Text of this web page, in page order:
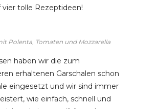
vier tolle Rezeptideen!
Polenta, Tomaten und Mozzarella
haben wir die zum
erhaltenen Garschalen schon
eingesetzt und wir sind immer
wie einfach, schnell und